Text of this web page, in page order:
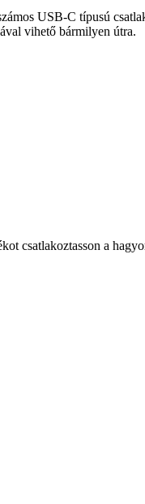
USB-C típusú
vihető bármilyen útra.
csatlakoztasson a